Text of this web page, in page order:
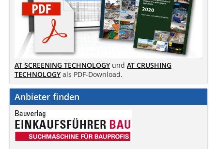
AT SCREENING TECHNOLOGY und AT CRUSHING
TECHNOLOGY als PDF-Download.
Anbieter finden